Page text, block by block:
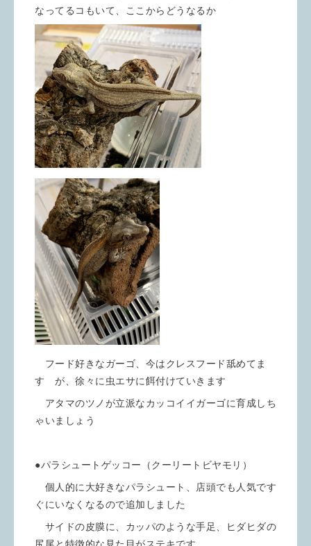
なってるコもいて、ここからどうなるか
フード好きなガーゴ、今はクレスフード舐めてま
す が、徐々に虫エサに餌付けていきます
アタマのツノが立派なカッコイイガーゴに育成しち
ゃいましょう
●パラシュートゲッコー（クーリートビヤモリ）
個人的に大好きなパラシュート、店頭でも人気です
ぐにいなくなるので追加しました
サイドの皮膜に、カッパのような手足、ヒダヒダの